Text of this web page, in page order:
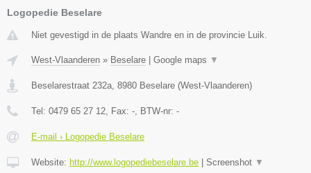
Logopedie Beselare
Niet gevestigd in de plaats Wandre en in de provincie Luik.
West-Vlaanderen » Beselare Google maps ▼
Beselarestraat 232a, 8980 Beselare (West-Vlaanderen)
Tel: 0479 65 27 12, Fax: -, BTW-nr: -
E-mail › Logopedie Beselare
Website: http://www.logopediebeselare.be Screenshot ▼